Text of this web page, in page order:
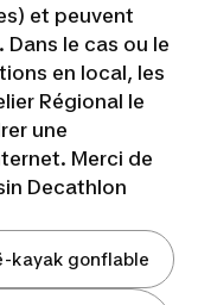
et peuvent
le cas ou le
en local, les
Régional le
une
Merci de
Decathlon
kayak gonflable